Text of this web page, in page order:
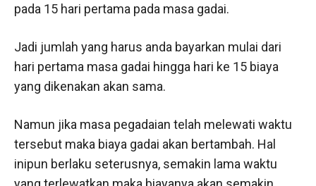
pada 15 hari pertama pada masa gadai.
Jadi jumlah yang harus anda bayarkan mulai dari
hari pertama masa gadai hingga hari ke 15 biaya
yang dikenakan akan sama.
Namun jika masa pegadaian telah melewati waktu
tersebut maka biaya gadai akan bertambah. Hal
inipun berlaku seterusnya, semakin lama waktu